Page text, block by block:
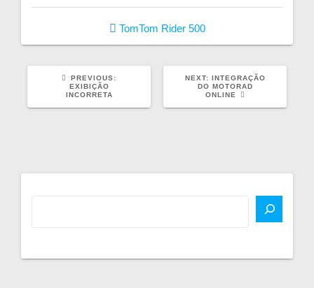
TomTom Rider 500
PREVIOUS:
EXIBIÇÃO
INCORRETA
NEXT: NEXT
POST:
INTEGRAÇÃO
DO MOTORAD
ONLINE